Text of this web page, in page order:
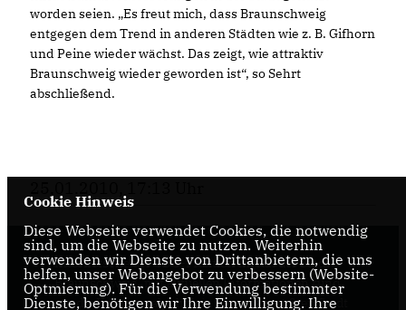
worden seien. „Es freut mich, dass Braunschweig
entgegen dem Trend in anderen Städten wie z. B. Gifhorn
und Peine wieder wächst. Das zeigt, wie attraktiv
Braunschweig wieder geworden ist“, so Sehrt
abschließend.
Internetseite der CDU-Fraktion im Rat der Stadt
Braunschweig, mit aktuellen Informationen rund
um die Kommunalpolitik in der zweitgrößten Stadt
Cookie Hinweis
Diese Webseite verwendet Cookies, die notwendig
sind, um die Webseite zu nutzen. Weiterhin
verwenden wir Dienste von Drittanbietern, die uns
helfen, unser Webangebot zu verbessern (Website-
Optmierung). Für die Verwendung bestimmter
Dienste, benötigen wir Ihre Einwilligung. Ihre